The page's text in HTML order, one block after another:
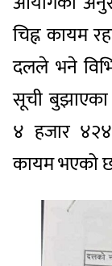
चिह्न कायम
दलले भने
सूची
४ हजार
कायम भएको